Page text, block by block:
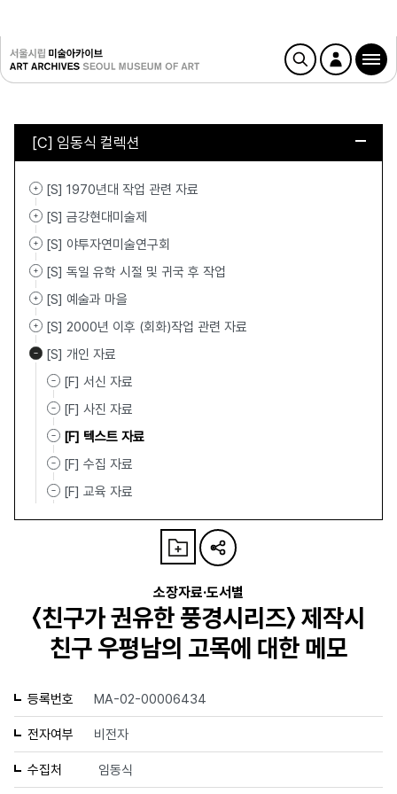
[C] 임동식 컬렉션
[S] 1970년대 작업 관련 자료
[S] 금강현대미술제
[S] 야투자연미술연구회
[S] 독일 유학 시절 및 귀국 후 작업
[S] 예술과 마을
[S] 2000년 이후 (회화)작업 관련 자료
[S] 개인 자료
[F] 서신 자료
[F] 사진 자료
[F] 텍스트 자료
[F] 수집 자료
[F] 교육 자료
소장자료·도서별
〈친구가 권유한 풍경시리즈〉 제작시
친구 우평남의 고목에 대한 메모
등록번호 MA-02-00006434
전자여부 비전자
수집처 임동식